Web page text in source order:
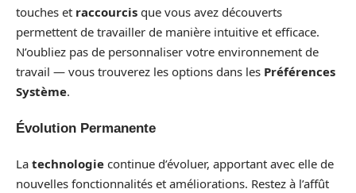
touches et raccourcis que vous avez découverts
permettent de travailler de manière intuitive et efficace.
N’oubliez pas de personnaliser votre environnement de
travail — vous trouverez les options dans les Préférences
Système.
Évolution Permanente
La technologie continue d’évoluer, apportant avec elle de
nouvelles fonctionnalités et améliorations. Restez à l’affût